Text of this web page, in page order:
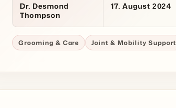
Dr. Desmond
Thompson
17. August 2024
Grooming & Care Joint & Mobility Support